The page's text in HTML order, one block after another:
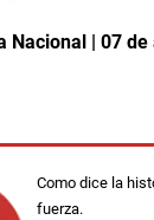
Nacional | 07
Como dice la
fuerza.